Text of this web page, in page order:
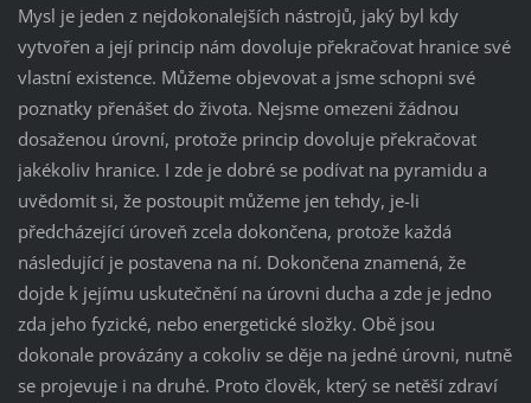
Mysl je jeden z nejdokonalejších nástrojů, jaký byl kdy
vytvořen a její princip nám dovoluje překračovat hranice své
vlastní existence. Můžeme objevovat a jsme schopni své
poznatky přenášet do života. Nejsme omezeni žádnou
dosaženou úrovní, protože princip dovoluje překračovat
jakékoliv hranice. I zde je dobré se podívat na pyramidu a
uvědomit si, že postoupit můžeme jen tehdy, je-li
předcházející úroveň zcela dokončena, protože každá
následující je postavena na ní. Dokončena znamená, že
dojde k jejímu uskutečnění na úrovni ducha a zde je jedno
zda jeho fyzické, nebo energetické složky. Obě jsou
dokonale provázány a cokoliv se děje na jedné úrovni, nutně
se projevuje i na druhé. Proto člověk, který se netěší zdraví